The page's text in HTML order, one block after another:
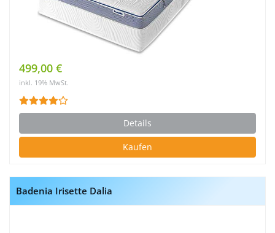
499,00 €
inkl. 19% MwSt.
Details
Kaufen
Badenia Irisette Dalia